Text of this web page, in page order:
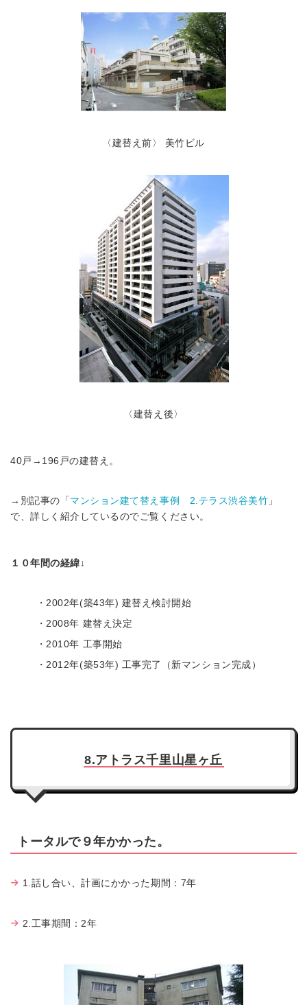
〈建替え前〉 美竹ビル
〈建替え後〉
40戸→196戸の建替え。
→別記事の「マンション建て替え事例 2.テラス渋谷美竹 」
で、詳しく紹介しているのでご覧ください。
１０年間の経緯↓
・2002年(築43年) 建替え検討開始
・2008年 建替え決定
・2010年 工事開始
・2012年(築53年) 工事完了（新マンション完成）
8.アトラス千里山星ヶ丘
トータルで９年かかった。
1.話し合い、計画にかかった期間：7年
2.工事期間：2年